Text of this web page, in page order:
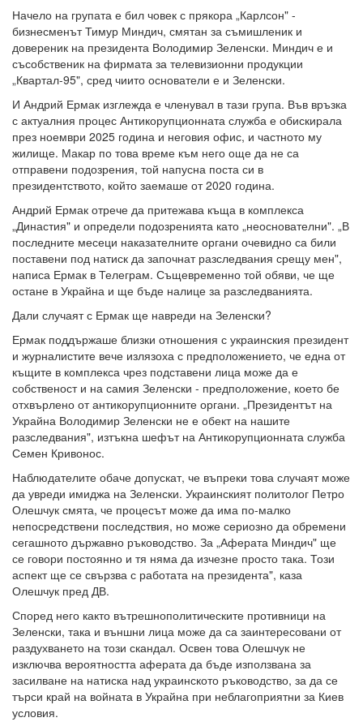
Начело на групата е бил човек с прякора „Карлсон" -
бизнесменът Тимур Миндич, смятан за съмишленик и
довереник на президента Володимир Зеленски. Миндич е и
съсобственик на фирмата за телевизионни продукции
„Квартал-95", сред чиито основатели е и Зеленски.
И Андрий Ермак изглежда е членувал в тази група. Във връзка
с актуалния процес Антикорупционната служба е обискирала
през ноември 2025 година и неговия офис, и частното му
жилище. Макар по това време към него още да не са
отправени подозрения, той напусна поста си в
президентството, който заемаше от 2020 година.
Андрий Ермак отрече да притежава къща в комплекса
„Династия" и определи подозренията като „неоснователни". „В
последните месеци наказателните органи очевидно са били
поставени под натиск да започнат разследвания срещу мен",
написа Ермак в Телеграм. Същевременно той обяви, че ще
остане в Украйна и ще бъде налице за разследванията.
Дали случаят с Ермак ще навреди на Зеленски?
Ермак поддържаше близки отношения с украинския президент
и журналистите вече излязоха с предположението, че една от
къщите в комплекса чрез подставени лица може да е
собственост и на самия Зеленски - предположение, което бе
отхвърлено от антикорупционните органи. „Президентът на
Украйна Володимир Зеленски не е обект на нашите
разследвания", изтъкна шефът на Антикорупционната служба
Семен Кривонос.
Наблюдателите обаче допускат, че въпреки това случаят може
да увреди имиджа на Зеленски. Украинският политолог Петро
Олешчук смята, че процесът може да има по-малко
непосредствени последствия, но може сериозно да обремени
сегашното държавно ръководство. За „Аферата Миндич" ще
се говори постоянно и тя няма да изчезне просто така. Този
аспект ще се свързва с работата на президента", каза
Олешчук пред ДВ.
Според него както вътрешнополитическите противници на
Зеленски, така и външни лица може да са заинтересовани от
раздухването на този скандал. Освен това Олешчук не
изключва вероятността аферата да бъде използвана за
засилване на натиска над украинското ръководство, за да се
търси край на войната в Украйна при неблагоприятни за Киев
условия.